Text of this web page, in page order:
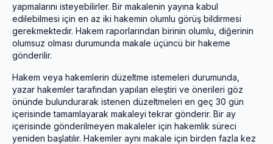
yapmalarını isteyebilirler. Bir makalenin yayına kabul
edilebilmesi için en az iki hakemin olumlu görüş bildirmesi
gerekmektedir. Hakem raporlarından birinin olumlu, diğerinin
olumsuz olması durumunda makale üçüncü bir hakeme
gönderilir.
Hakem veya hakemlerin düzeltme istemeleri durumunda,
yazar hakemler tarafından yapılan eleştiri ve önerileri göz
önünde bulundurarak istenen düzeltmeleri en geç 30 gün
içerisinde tamamlayarak makaleyi tekrar gönderir. Bir ay
içerisinde gönderilmeyen makaleler için hakemlik süreci
yeniden başlatılır. Hakemler aynı makale için birden fazla kez